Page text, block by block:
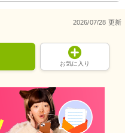
2026/07/28 更新
お気に入り